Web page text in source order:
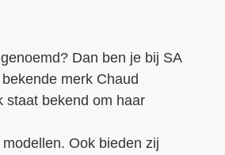
Dan ben je bij SA
merk Chaud
staat bekend om haar
Ook bieden zij